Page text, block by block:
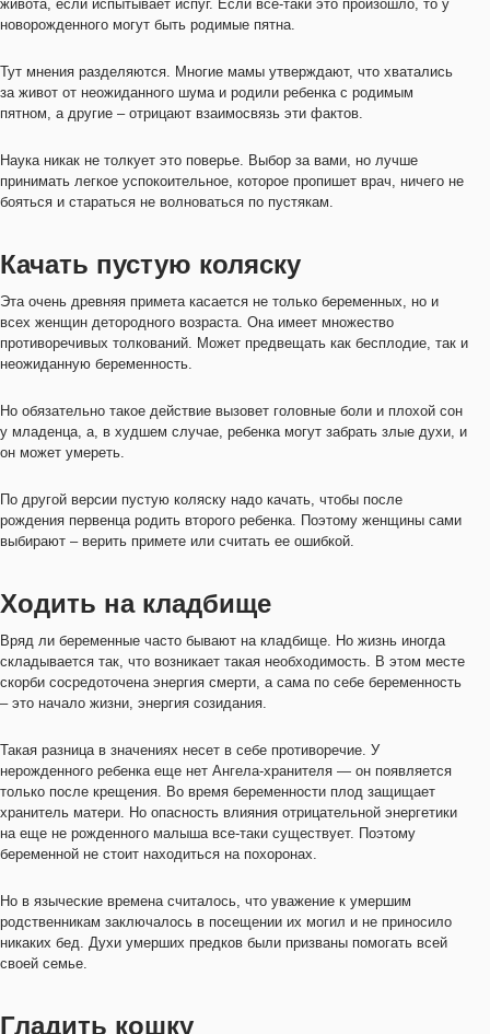
живота, если испытывает испуг. Если все-таки это произошло, то у
новорожденного могут быть родимые пятна.
Тут мнения разделяются. Многие мамы утверждают, что хватались
за живот от неожиданного шума и родили ребенка с родимым
пятном, а другие – отрицают взаимосвязь эти фактов.
Наука никак не толкует это поверье. Выбор за вами, но лучше
принимать легкое успокоительное, которое пропишет врач, ничего не
бояться и стараться не волноваться по пустякам.
Качать пустую коляску
Эта очень древняя примета касается не только беременных, но и
всех женщин детородного возраста. Она имеет множество
противоречивых толкований. Может предвещать как бесплодие, так и
неожиданную беременность.
Но обязательно такое действие вызовет головные боли и плохой сон
у младенца, а, в худшем случае, ребенка могут забрать злые духи, и
он может умереть.
По другой версии пустую коляску надо качать, чтобы после
рождения первенца родить второго ребенка. Поэтому женщины сами
выбирают – верить примете или считать ее ошибкой.
Ходить на кладбище
Вряд ли беременные часто бывают на кладбище. Но жизнь иногда
складывается так, что возникает такая необходимость. В этом месте
скорби сосредоточена энергия смерти, а сама по себе беременность
– это начало жизни, энергия созидания.
Такая разница в значениях несет в себе противоречие. У
нерожденного ребенка еще нет Ангела-хранителя — он появляется
только после крещения. Во время беременности плод защищает
хранитель матери. Но опасность влияния отрицательной энергетики
на еще не рожденного малыша все-таки существует. Поэтому
беременной не стоит находиться на похоронах.
Но в языческие времена считалось, что уважение к умершим
родственникам заключалось в посещении их могил и не приносило
никаких бед. Духи умерших предков были призваны помогать всей
своей семье.
Гладить кошку